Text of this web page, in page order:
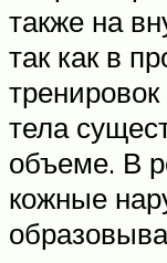
также на
так как в
тела
объеме. В
кожные